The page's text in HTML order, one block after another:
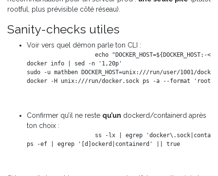
rootful, plus prévisible côté réseau).
Sanity-checks utiles
Voir vers quel démon parle ton CLI :
echo
docker info | sed -n '1,20p'
sudo -u mathben DOCKER_HOST=unix:///run/user/
Confirmer qu’il ne reste qu’un dockerd/containerd après
ton choix :
ss -lx | egrep